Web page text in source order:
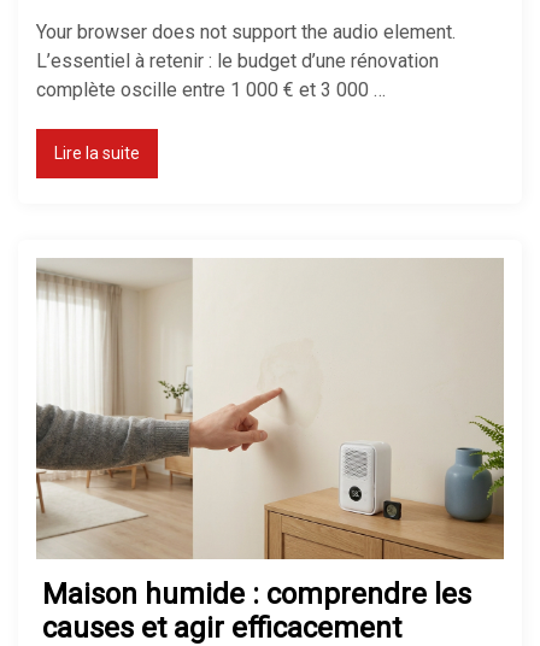
Pompe à chaleur : avantages et
inconvénients
Isolation maison : comment bien
isoler pour économiser de
l’énergie
Your browser does not support the audio element.
L’essentiel à retenir : le budget d’une rénovation
complète oscille entre 1 000 € et 3 000 …
Lire la suite
Maison humide : comprendre les
causes et agir efficacement